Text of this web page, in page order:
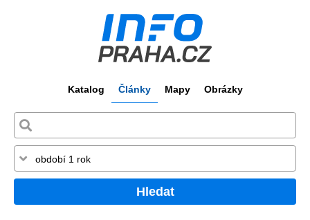
Katalog Články Mapy Obrázky
Hledat